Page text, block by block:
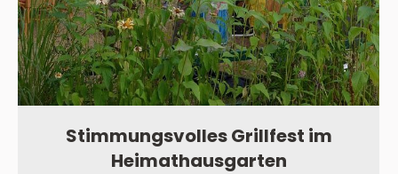
Stimmungsvolles Grillfest im
Heimathausgarten